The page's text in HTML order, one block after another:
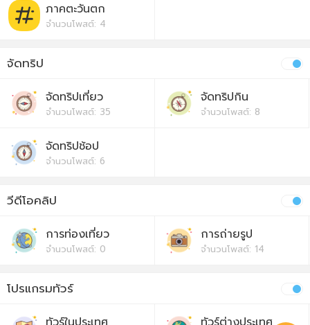
ภาคตะวันตก
จำนวนโพสต์: 4
จัดทริป
จัดทริปเที่ยว
จำนวนโพสต์: 35
จัดทริปกิน
จำนวนโพสต์: 8
จัดทริปช้อป
จำนวนโพสต์: 6
วีดีโอคลิป
การท่องเที่ยว
จำนวนโพสต์: 0
การถ่ายรูป
จำนวนโพสต์: 14
โปรแกรมทัวร์